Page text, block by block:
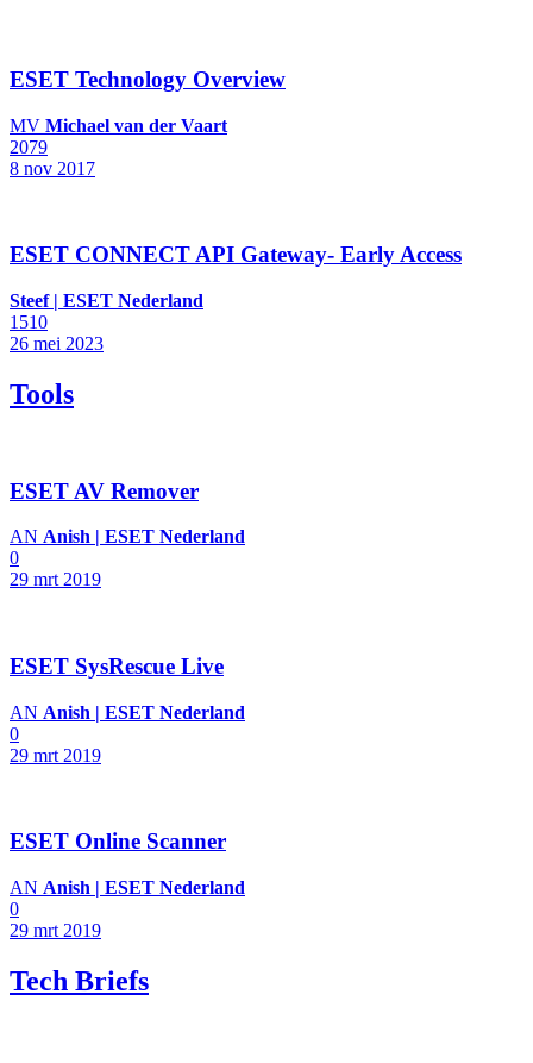
ESET Technology Overview
MV Michael van der Vaart
2079
8 nov 2017
ESET CONNECT API Gateway- Early Access
Steef | ESET Nederland
1510
26 mei 2023
Tools
ESET AV Remover
AN Anish | ESET Nederland
0
29 mrt 2019
ESET SysRescue Live
AN Anish | ESET Nederland
0
29 mrt 2019
ESET Online Scanner
AN Anish | ESET Nederland
0
29 mrt 2019
Tech Briefs